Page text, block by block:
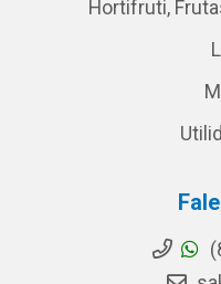
Hortifruti,